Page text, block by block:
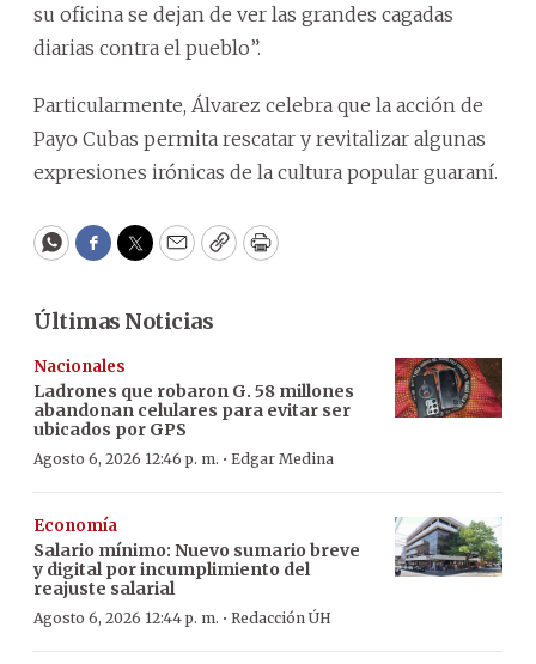
su oficina se dejan de ver las grandes cagadas
diarias contra el pueblo”.
Particularmente, Álvarez celebra que la acción de
Payo Cubas permita rescatar y revitalizar algunas
expresiones irónicas de la cultura popular guaraní.
WhatsApp
Facebook
Twitter
EmailCopyPrint
Últimas Noticias
Nacionales
Ladrones que robaron G. 58 millones
abandonan celulares para evitar ser
ubicados por GPS
Agosto 6, 2026 12:46 p. m. · Edgar Medina
Economía
Salario mínimo: Nuevo sumario breve
y digital por incumplimiento del
reajuste salarial
Agosto 6, 2026 12:44 p. m. · Redacción ÚH